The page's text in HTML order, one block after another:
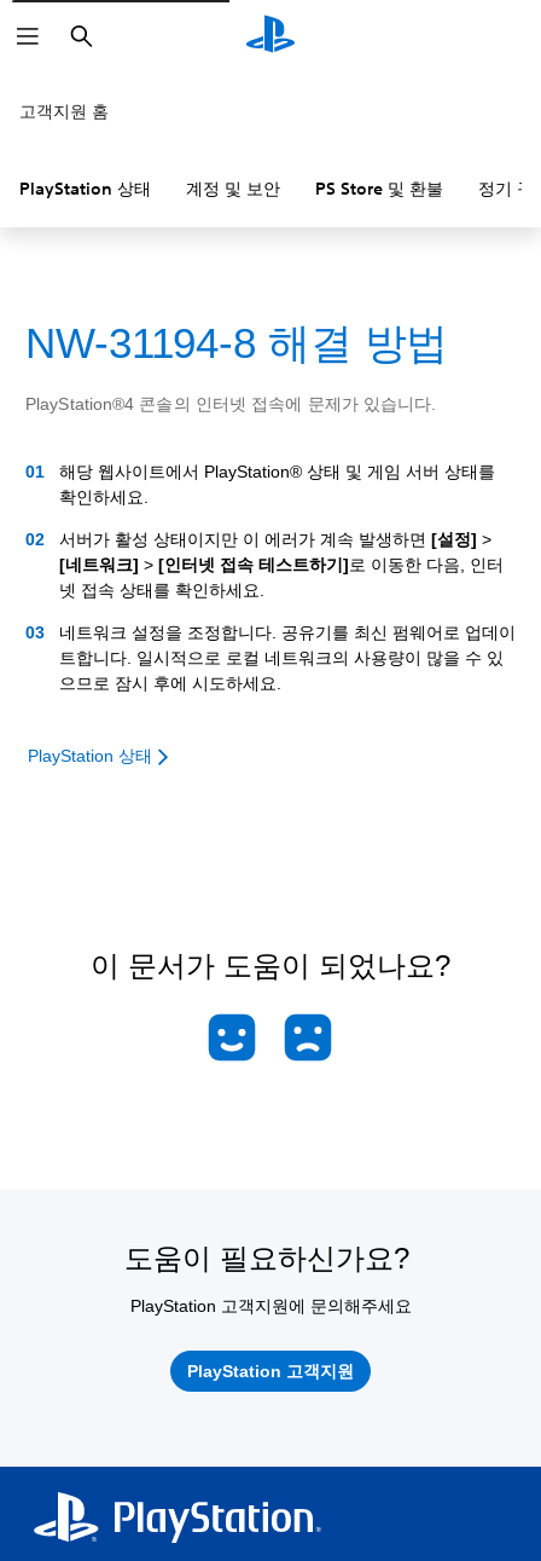
검
색
고객지원 홈
PlayStation 상태 계정 및 보안 PS Store 및 환불 정기 구
NW-31194-8 해결 방법
PlayStation®4 콘솔의 인터넷 접속에 문제가 있습니다.
해당 웹사이트에서 PlayStation® 상태 및 게임 서버 상태를
확인하세요.
서버가 활성 상태이지만 이 에러가 계속 발생하면 [설정] >
[네트워크] > [인터넷 접속 테스트하기]로 이동한 다음, 인터
넷 접속 상태를 확인하세요.
네트워크 설정을 조정합니다. 공유기를 최신 펌웨어로 업데이
트합니다. 일시적으로 로컬 네트워크의 사용량이 많을 수 있
으므로 잠시 후에 시도하세요.
PlayStation 상태
이 문서가 도움이 되었나요?
도움이 필요하신가요?
PlayStation 고객지원에 문의해주세요
PlayStation 고객지원